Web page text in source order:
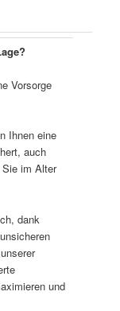
Vorsorge
Ihnen eine
auch
im Alter
dank
und